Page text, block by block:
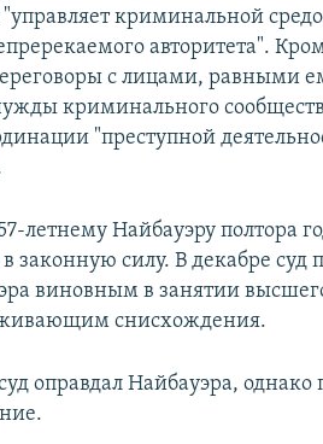
"управляет криминальной
авторитета".
с лицами, равными
криминального
"преступной
летнему Найбауэру полтора
законную силу. В декабре
виновным в занятии
снисхождения.
оправдал Найбауэра,